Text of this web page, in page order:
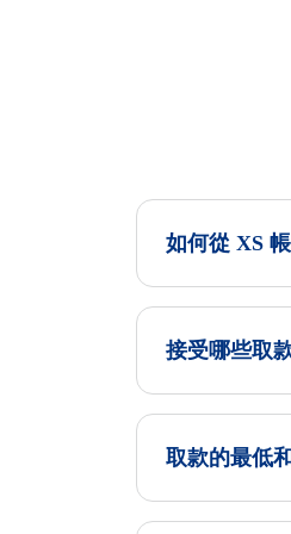
如何從 XS
接受哪些取
取款的最低